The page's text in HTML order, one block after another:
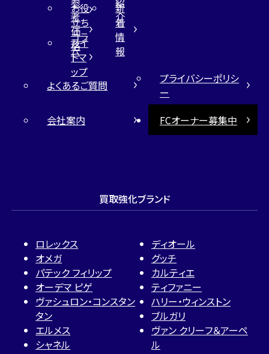
考
価
格
介
お役
立ち
コラ
ム
新
着
情
報
サイ
トマ
ップ
よくあるご質問
プライバシーポリシ
ー
会社案内
FCオーナー募集中
買取強化ブランド
ロレックス
オメガ
パテック フィリップ
オーデマ ピゲ
ヴァシュロン・コンスタン
タン
エルメス
シャネル
ディオール
グッチ
カルティエ
ティファニー
ハリー・ウィンストン
ブルガリ
ヴァン クリーフ＆アーペ
ル